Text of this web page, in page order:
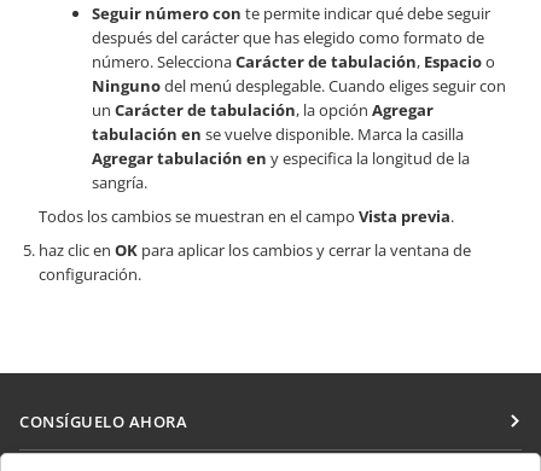
Seguir número con te permite indicar qué debe seguir
después del carácter que has elegido como formato de
número. SeleccionaCarácter de tabulación, Espacioo
Ningunodel menú desplegable. Cuando eliges seguir con
un Carácter de tabulación, la opción Agregar
tabulación en se vuelve disponible. Marca la casilla
Agregar tabulación en y especifica la longitud de la
sangría.
Todos los cambios se muestran en el campo Vista previa.
haz clic en OK para aplicar los cambios y cerrar la ventana de
configuración.
CONSÍGUELO AHORA
Docs